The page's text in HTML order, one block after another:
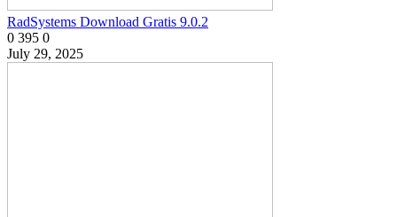
RadSystems Download Gratis 9.0.2
0 395 0
July 29, 2025